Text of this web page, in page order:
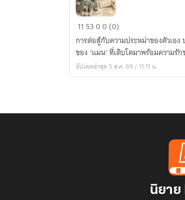
เสียง
ไม่
ได้
พูด
11 5300 (0)
การต่อสู้กับความประหม่าของตัวเอง
ของ ‘แมน’ ที่เติบโตมาพร้อมความรั
อัปเดตล่าสุด 5 ส.ค. 69 / 11:11 น.
นิยาย